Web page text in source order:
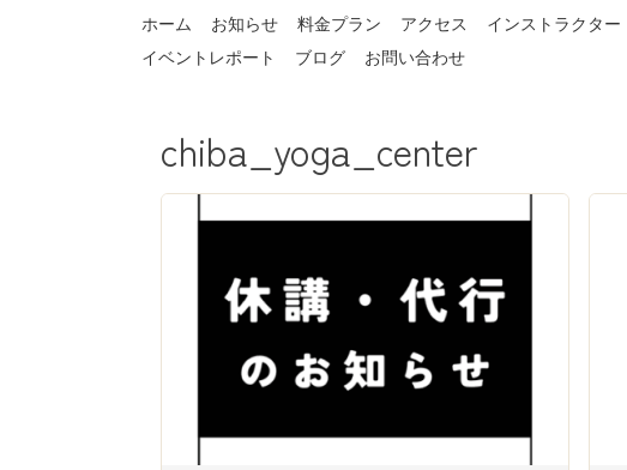
ホーム お知らせ 料金プラン アクセス インストラクター
イベントレポート
ブログ お問い合わせ
chiba_yoga_center